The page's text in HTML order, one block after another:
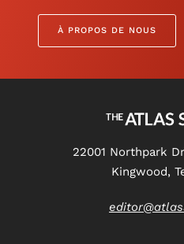
À PROPOS DE NOUS
22001 Northpark
Kingwood,